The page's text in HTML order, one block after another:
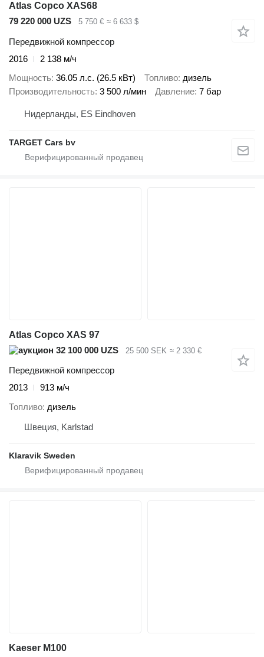
Atlas Copco XAS68
79 220 000 UZS
5 750 € ≈ 6 633 $
Передвижной компрессор
2016
2 138 м/ч
Мощность 36.05 л.с. (26.5 кВт) Топливо дизель
Производительность 3 500 л/мин Давление 7 бар
Нидерланды, ES Eindhoven
TARGET Cars bv
Atlas Copco XAS 97
32 100 000 UZS
25 500 SEK ≈ 2 330 €
Передвижной компрессор
2013
913 м/ч
Топливо дизель
Швеция, Karlstad
Klaravik Sweden
Kaeser M100